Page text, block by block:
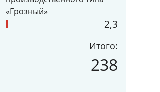
«Грозный»
2,3
Итого:
238